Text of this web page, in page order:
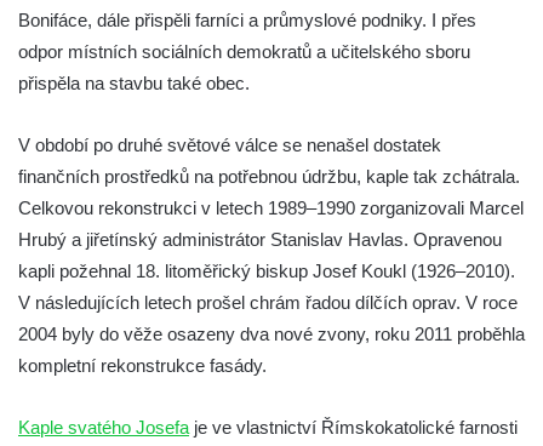
Křížová cesta Římov – XX. kaple – Svatá
Veronika potkává Ježíše a utírá mu do své
roušky pot z tváře
kříž nesoucí potkává Pannu Marii
Křížová cesta Římov – XVIII. kaple – Na
Křížová cesta Římov – XVII. kaple – Velký
Pilát
Křížová cesta Římov – XVI. kaple – U
Herodesa
Pilát
Bonifáce, dále přispěli farníci a průmyslové podniky. I přes
odpor místních sociálních demokratů a učitelského sboru
přispěla na stavbu také obec.
V období po druhé světové válce se nenašel dostatek
finančních prostředků na potřebnou údržbu, kaple tak zchátrala.
Celkovou rekonstrukci v letech 1989–1990 zorganizovali Marcel
Hrubý a jiřetínský administrátor Stanislav Havlas. Opravenou
kapli požehnal 18. litoměřický biskup Josef Koukl (1926–2010).
V následujících letech prošel chrám řadou dílčích oprav. V roce
2004 byly do věže osazeny dva nové zvony, roku 2011 proběhla
kompletní rekonstrukce fasády.
Kaple svatého Josefa je ve vlastnictví Římskokatolické farnosti